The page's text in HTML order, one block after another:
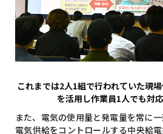
これまでは2人1組で行われていた現
を活用し作業員1人でも対
また、電気の使用量と発電量を常に
電気供給をコントロールする中央給